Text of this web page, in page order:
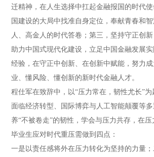
迁精神，在人生选择中扛起金融报国的时代
国建设的大局中找准自身定位，奉献青春和
人、高金人的时代答卷；第三，坚持守正创
助力中国式现代化建设，立足中国金融发展
经验，在守正中创新、在创新中赋能，努力
业、懂风险、懂创新的新时代金融人才。
程仕军在致辞中，以“压力常在，韧性尤长”
面临经济转型、国际博弈与人工智能颠覆等
养“不被卷走”的韧性，学会与压力共存，在
毕业生应对时代重压需做到四点：
一是以责任感将外在压力转化为坚持的力量